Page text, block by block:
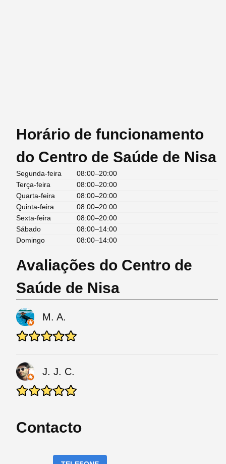
Horário de funcionamento
do Centro de Saúde de Nisa
Segunda-feira
08:00–20:00
Terça-feira
08:00–20:00
Quarta-feira
08:00–20:00
Quinta-feira
08:00–20:00
Sexta-feira
08:00–20:00
Sábado
08:00–14:00
Domingo
08:00–14:00
Avaliações do Centro de
Saúde de Nisa
M. A.
J. J. C.
Contacto